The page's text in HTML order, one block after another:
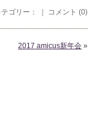
ゴリー： ｜ コメント (0)
2017 amicus新年会 »